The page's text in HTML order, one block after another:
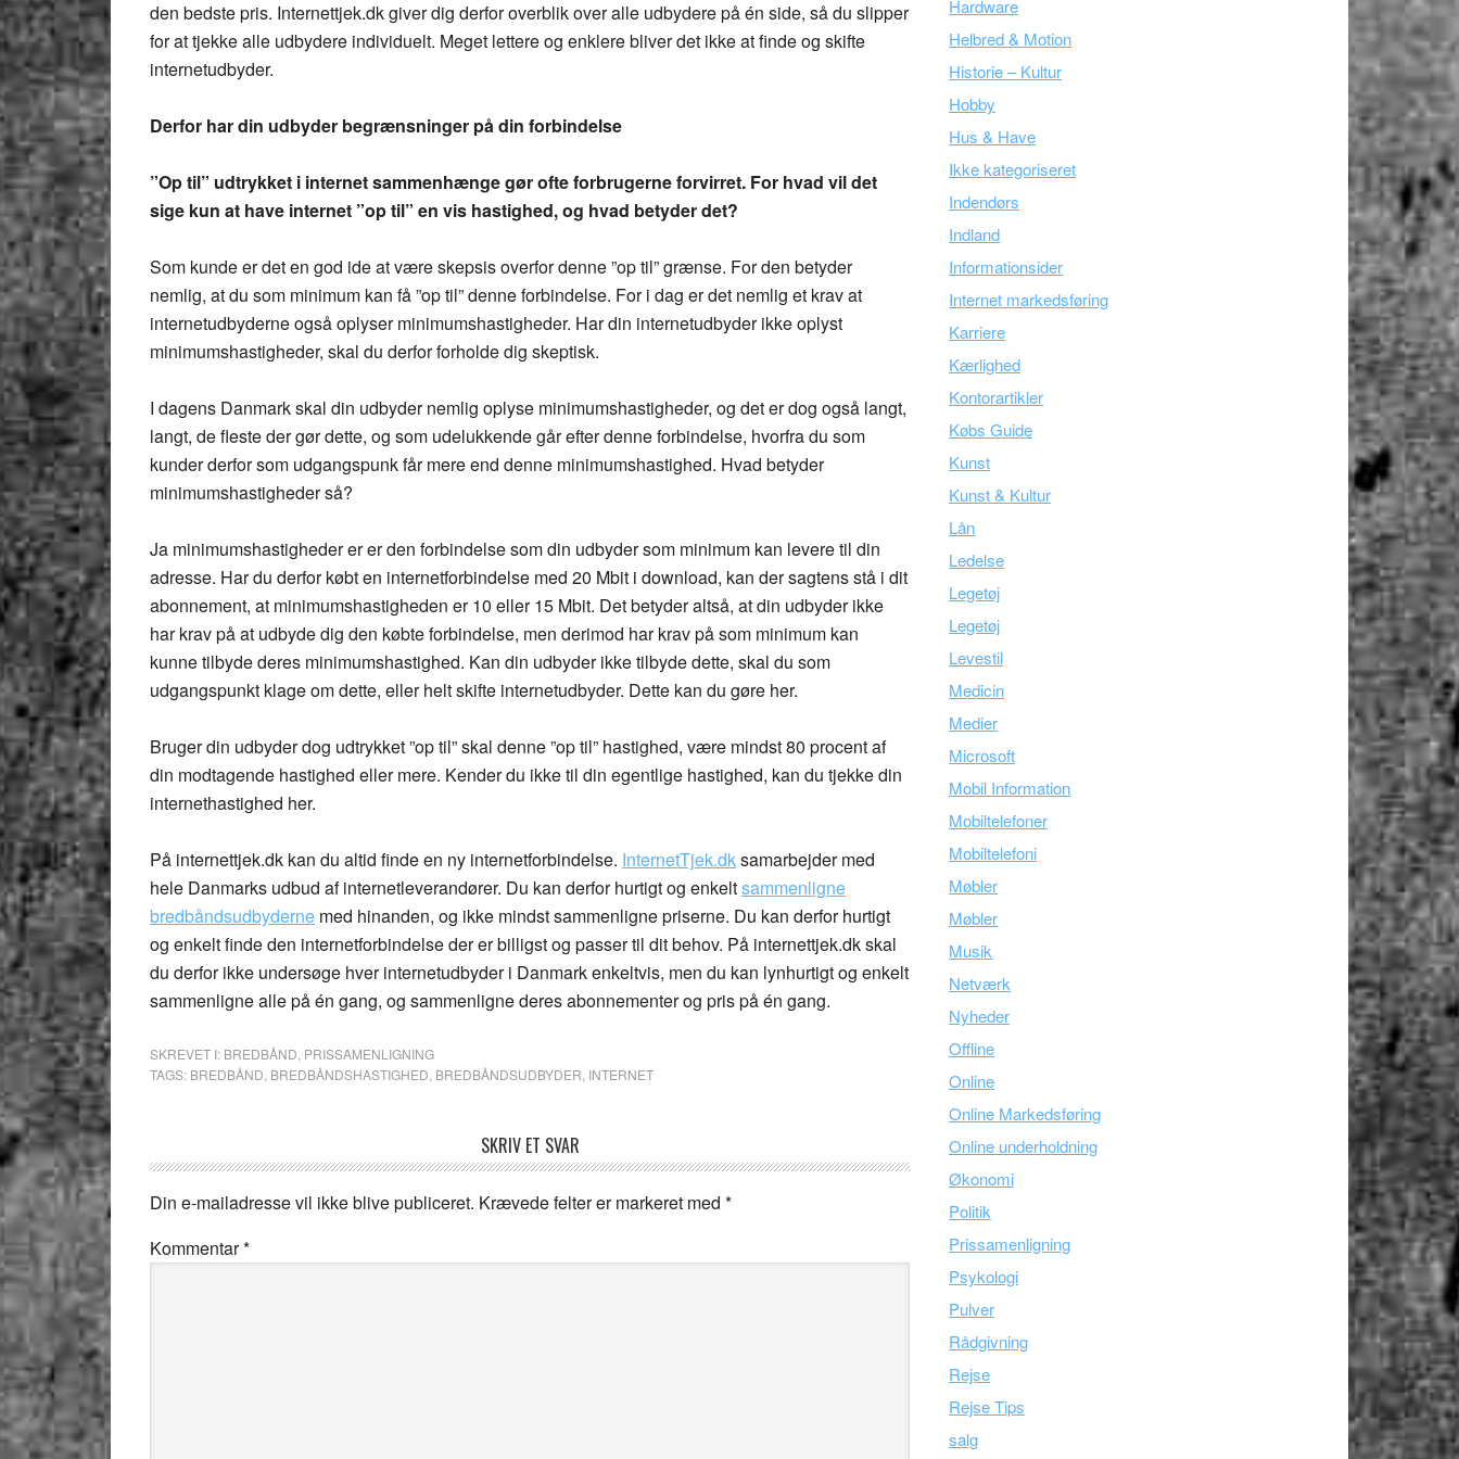
den bedste pris. Internettjek.dk giver dig derfor overblik over alle udbydere på én side, så du slipper
for at tjekke alle udbydere individuelt. Meget lettere og enklere bliver det ikke at finde og skifte
internetudbyder.
Derfor har din udbyder begrænsninger på din forbindelse
”Op til” udtrykket i internet sammenhænge gør ofte forbrugerne forvirret. For hvad vil det
sige kun at have internet ”op til” en vis hastighed, og hvad betyder det?
Som kunde er det en god ide at være skepsis overfor denne ”op til” grænse. For den betyder
nemlig, at du som minimum kan få ”op til” denne forbindelse. For i dag er det nemlig et krav at
internetudbyderne også oplyser minimumshastigheder. Har din internetudbyder ikke oplyst
minimumshastigheder, skal du derfor forholde dig skeptisk.
I dagens Danmark skal din udbyder nemlig oplyse minimumshastigheder, og det er dog også langt,
langt, de fleste der gør dette, og som udelukkende går efter denne forbindelse, hvorfra du som
kunder derfor som udgangspunk får mere end denne minimumshastighed. Hvad betyder
minimumshastigheder så?
Ja minimumshastigheder er er den forbindelse som din udbyder som minimum kan levere til din
adresse. Har du derfor købt en internetforbindelse med 20 Mbit i download, kan der sagtens stå i dit
abonnement, at minimumshastigheden er 10 eller 15 Mbit. Det betyder altså, at din udbyder ikke
har krav på at udbyde dig den købte forbindelse, men derimod har krav på som minimum kan
kunne tilbyde deres minimumshastighed. Kan din udbyder ikke tilbyde dette, skal du som
udgangspunkt klage om dette, eller helt skifte internetudbyder. Dette kan du gøre her.
Bruger din udbyder dog udtrykket ”op til” skal denne ”op til” hastighed, være mindst 80 procent af
din modtagende hastighed eller mere. Kender du ikke til din egentlige hastighed, kan du tjekke din
internethastighed her.
På internettjek.dk kan du altid finde en ny internetforbindelse. InternetTjek.dksamarbejder med
hele Danmarks udbud af internetleverandører. Du kan derfor hurtigt og enkeltsammenligne
bredbåndsudbyderne med hinanden, og ikke mindst sammenligne priserne. Du kan derfor hurtigt
og enkelt finde den internetforbindelse der er billigst og passer til dit behov. På internettjek.dk skal
du derfor ikke undersøge hver internetudbyder i Danmark enkeltvis, men du kan lynhurtigt og enkelt
sammenligne alle på én gang, og sammenligne deres abonnementer og pris på én gang.
SKREVET I: BREDBÅND PRISSAMENLIGNING
TAGS: BREDBÅND BREDBÅNDSHASTIGHED BREDBÅNDSUDBYDER INTERNET
SKRIV ET SVAR
Din e-mailadresse vil ikke blive publiceret. Krævede felter er markeret med *
Kommentar*
Hardware
Helbred & Motion
Historie – Kultur
Hobby
Hus & Have
Ikke kategoriseret
Indendørs
Indland
Informationsider
Internet markedsføring
Karriere
Kærlighed
Kontorartikler
Købs Guide
Kunst
Kunst & Kultur
Lån
Ledelse
Legetøj
Legetøj
Levestil
Medicin
Medier
Microsoft
Mobil Information
Mobiltelefoner
Mobiltelefoni
Møbler
Møbler
Musik
Netværk
Nyheder
Offline
Online
Online Markedsføring
Online underholdning
Økonomi
Politik
Prissamenligning
Psykologi
Pulver
Rådgivning
Rejse
Rejse Tips
salg